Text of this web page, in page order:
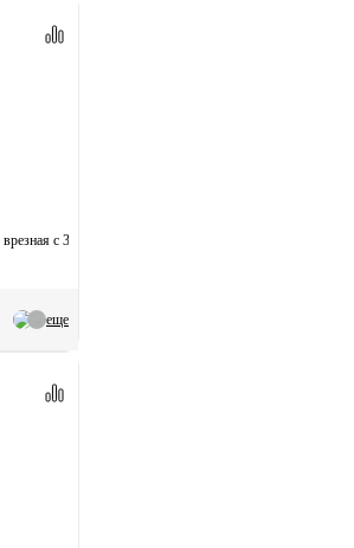
еще
с 3D-регулировкой вес полотна до 40 кг